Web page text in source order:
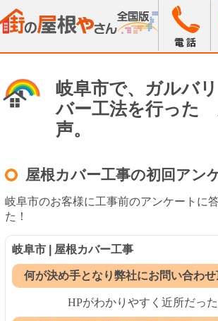
岐阜市で、ガルバ
バー工法を行った
声。
屋根カバー工事の初回アン
岐阜市のお客様に工事前のアンケートに
た！
岐阜市 | 屋根カバー工事
何が決め手となり弊社にお問い合わ
HPがわかりやすく近所だった